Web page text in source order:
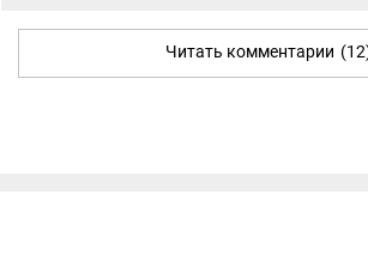
Читать комментарии